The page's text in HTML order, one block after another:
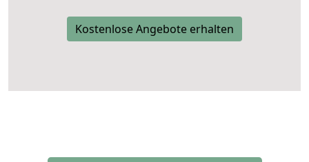
Kostenlose Angebote erhalten